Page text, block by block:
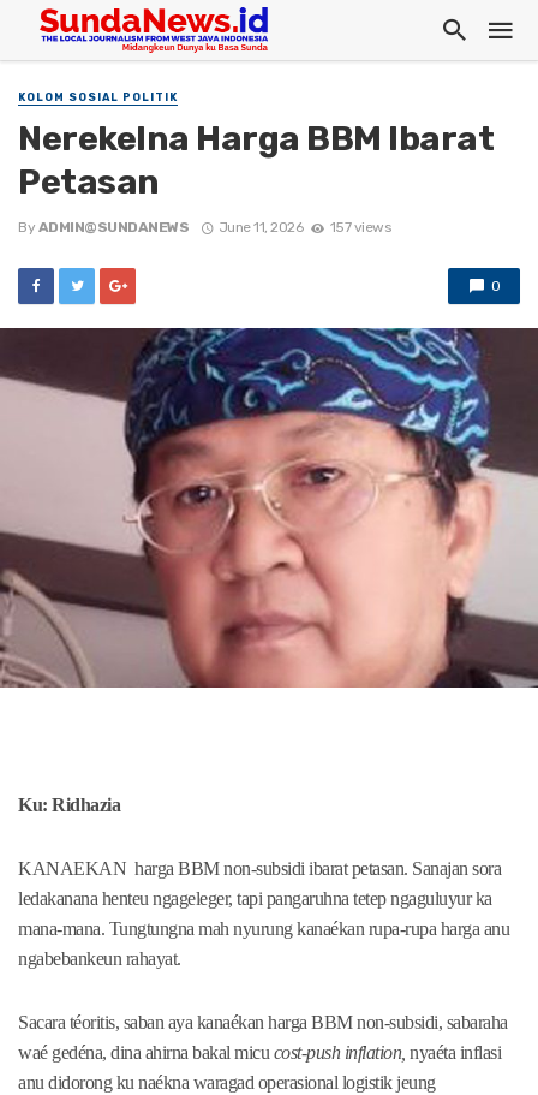
KOLOM SOSIAL POLITIK
Nerekelna Harga BBM Ibarat
Petasan
By ADMIN@SUNDANEWS June 11, 2026 157 views
0
Ku: Ridhazia
KANAEKAN harga BBM non-subsidi ibarat petasan. Sanajan sora
ledakanana henteu ngageleger, tapi pangaruhna tetep ngaguluyur ka
mana-mana. Tungtungna mah nyurung kanaékan rupa-rupa harga anu
ngabebankeun rahayat.
Sacara téoritis, saban aya kanaékan harga BBM non-subsidi, sabaraha
waé gedéna, dina ahirna bakal micu cost-push inflation, nyaéta inflasi
anu didorong ku naékna waragad operasional logistik jeung